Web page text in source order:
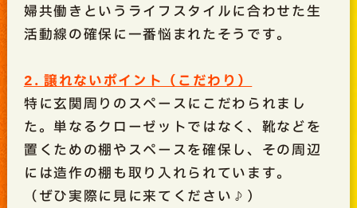
婦共働きというライフスタイルに合わせた生
活動線の確保に一番悩まれたそうです。
2. 譲れないポイント（こだわり）
特に玄関周りのスペースにこだわられまし
た。単なるクローゼットではなく、靴などを
置くための棚やスペースを確保し、その周辺
には造作の棚も取り入れられています。
（ぜひ実際に見に来てください♪）